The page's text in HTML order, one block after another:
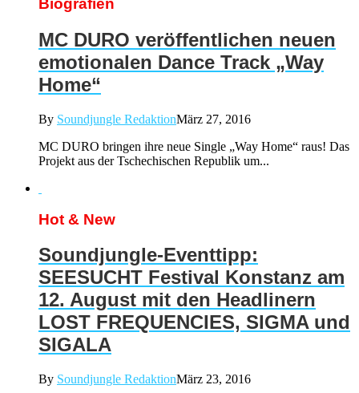
Biografien
MC DURO veröffentlichen neuen
emotionalen Dance Track „Way
Home“
By Soundjungle RedaktionMärz 27, 2016
MC DURO bringen ihre neue Single „Way Home“ raus! Das
Projekt aus der Tschechischen Republik um...
Hot & New
Soundjungle-Eventtipp:
SEESUCHT Festival Konstanz am
12. August mit den Headlinern
LOST FREQUENCIES, SIGMA und
SIGALA
By Soundjungle RedaktionMärz 23, 2016